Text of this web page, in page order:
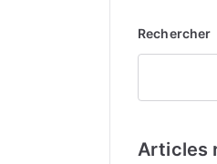
Rechercher
Articles